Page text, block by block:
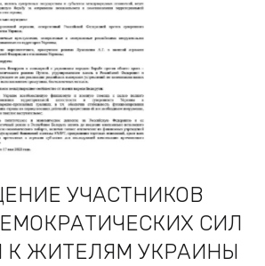
УЧАСТНИКОВ
СИЛ
К ЖИТЕЛЯМ УКРАИНЫ